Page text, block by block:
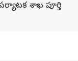
శాఖ పూర్తి